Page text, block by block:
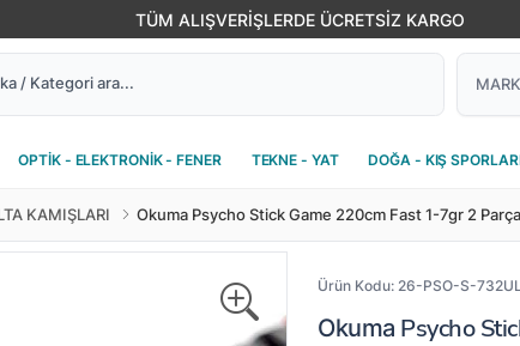
TÜM ALIŞVERİŞLERDE ÜCRETSİZ KARGO
OPTİK - ELEKTRONİK - FENER TEKNE - YAT DOĞA - KIŞ
KAMIŞLARI Okuma Psycho Stick Game 220cm Fast 1-7gr 2 Parça
Ürün Kodu: 26-PSO-S-
Okuma Psycho